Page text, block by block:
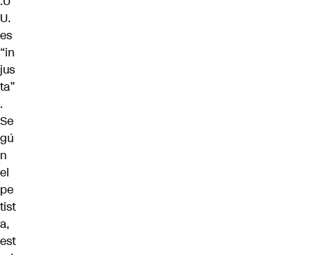
U.
es
“in
jus
ta”
.
Se
gú
n
el
pe
tist
a,
est